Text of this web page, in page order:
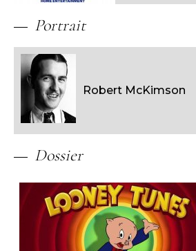
Portrait
Robert McKimson
Dossier